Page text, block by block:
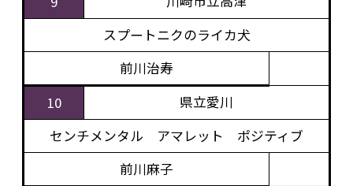
スプートニクのライカ犬
前川治寿
10
県立愛川
センチメンタル アマレット ポジティブ
前川麻子